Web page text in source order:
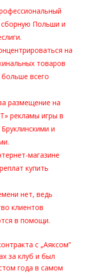
Польши и
на
товаров
всего
размещение на
рекламы игры в
и
магазине
купить
нет, ведь
клиентов
в помощи.
с „Аяксом”
за клуб и был
года в самом